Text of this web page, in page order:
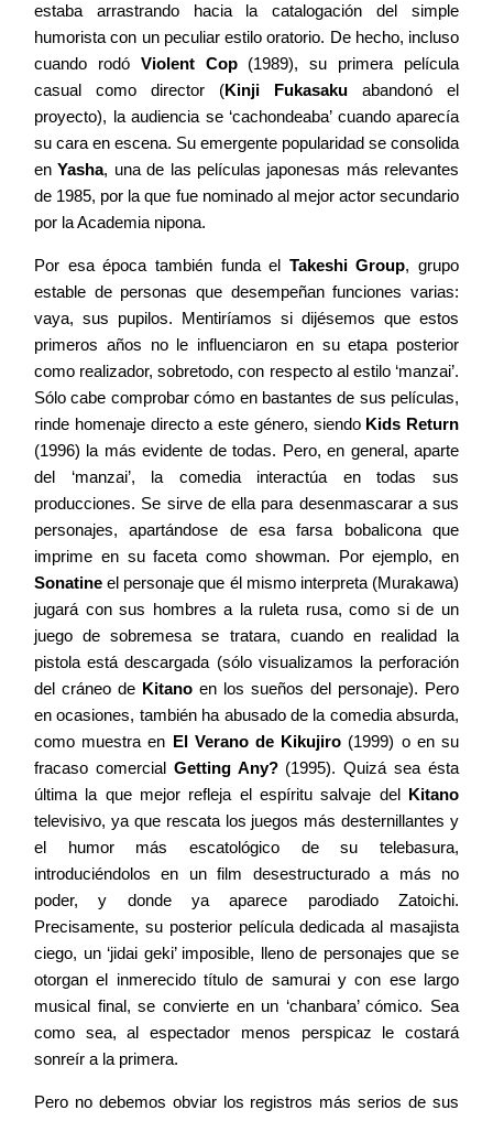
estaba arrastrando hacia la catalogación del simple
humorista con un peculiar estilo oratorio. De hecho, incluso
cuando rodó Violent Cop(1989), su primera película
casual como director (Kinji Fukasaku abandonó el
proyecto), la audiencia se ‘cachondeaba’ cuando aparecía
su cara en escena. Su emergente popularidad se consolida
enYasha, una de las películas japonesas más relevantes
de 1985, por la que fue nominado al mejor actor secundario
por la Academia nipona.
Por esa época también funda el Takeshi Group, grupo
estable de personas que desempeñan funciones varias:
vaya, sus pupilos. Mentiríamos si dijésemos que estos
primeros años no le influenciaron en su etapa posterior
como realizador, sobretodo, con respecto al estilo ‘manzai’.
Sólo cabe comprobar cómo en bastantes de sus películas,
rinde homenaje directo a este género, siendo Kids Return
(1996) la más evidente de todas. Pero, en general, aparte
del ‘manzai’, la comedia interactúa en todas sus
producciones. Se sirve de ella para desenmascarar a sus
personajes, apartándose de esa farsa bobalicona que
imprime en su faceta como showman. Por ejemplo, en
Sonatine el personaje que él mismo interpreta (Murakawa)
jugará con sus hombres a la ruleta rusa, como si de un
juego de sobremesa se tratara, cuando en realidad la
pistola está descargada (sólo visualizamos la perforación
del cráneo de Kitano en los sueños del personaje). Pero
en ocasiones, también ha abusado de la comedia absurda,
como muestra en El Verano de Kikujiro (1999) o en su
fracaso comercial Getting Any?(1995). Quizá sea ésta
última la que mejor refleja el espíritu salvaje del Kitano
televisivo, ya que rescata los juegos más desternillantes y
el humor más escatológico de su telebasura,
introduciéndolos en un film desestructurado a más no
poder, y donde ya aparece parodiado Zatoichi.
Precisamente, su posterior película dedicada al masajista
ciego, un ‘jidai geki’ imposible, lleno de personajes que se
otorgan el inmerecido título de samurai y con ese largo
musical final, se convierte en un ‘chanbara’ cómico. Sea
como sea, al espectador menos perspicaz le costará
sonreír a la primera.
Pero no debemos obviar los registros más serios de sus